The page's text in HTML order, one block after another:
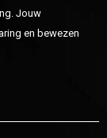
Jouw
en bewezen